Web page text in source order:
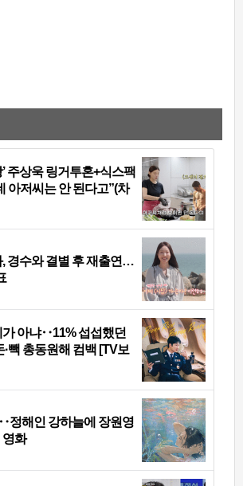
주상욱 링거투혼+식스팩
아저씨는 안 된다고”(차
, 경수와 결별 후 재출연…
가 아냐‥11% 섭섭했던
·빽 총동원해 컴백 [TV보
정해인 강하늘에 장원영
영화